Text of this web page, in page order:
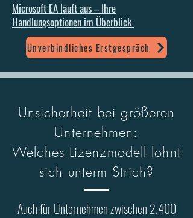
Microsoft EA läuft aus – Ihre
Handlungsoptionen im Überblick
Unverbindliches Erstgespräch
Unsicherheit bei größeren
Unternehmen:
Welches Lizenzmodell lohnt
sich unterm Strich?
Auch für Unternehmen zwischen 2.400